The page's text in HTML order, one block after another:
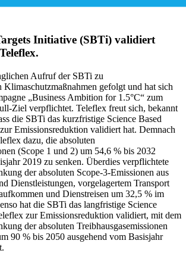
Initiative (SBTi) validiert
Aufruf der SBTi zu
Klimaschutzmaßnahmen gefolgt und hat sich
„Business Ambition for 1.5°C“ zum
Ziel verpflichtet. Teleflex freut sich, bekannt
die SBTi das kurzfristige Science Based
Emissionsreduktion validiert hat. Demnach
dazu, die absoluten
(Scope 1 und 2) um 54,6 % bis 2032
2019 zu senken. Überdies verpflichtete
der absoluten Scope-3-Emissionen aus
Dienstleistungen, vorgelagertem Transport
und Dienstreisen um 32,5 % im
hat die SBTi das langfristige Science
zur Emissionsreduktion validiert, mit dem
der absoluten Treibhausgasemissionen
90 % bis 2050 ausgehend vom Basisjahr